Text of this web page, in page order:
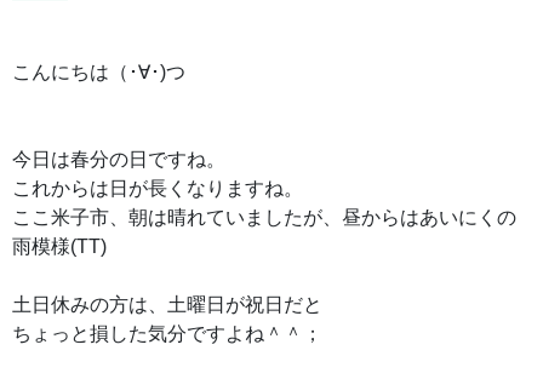
こんにちは（･∀･)つ
今日は春分の日ですね。
これからは日が長くなりますね。
ここ米子市、朝は晴れていましたが、昼からはあいにくの
雨模様(TT)
土日休みの方は、土曜日が祝日だと
ちょっと損した気分ですよね＾＾；